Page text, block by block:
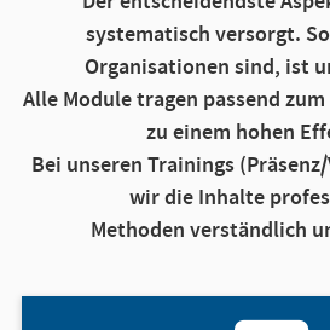
systematisch versorgt.
Organisationen sind, ist
Alle Module tragen passend
zu einem hohen
Bei unseren Trainings
wir die Inhalte
Methoden verständlich